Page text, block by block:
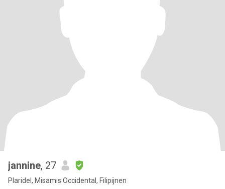
jannine, 27
Plaridel, Misamis Occidental, Filipijnen